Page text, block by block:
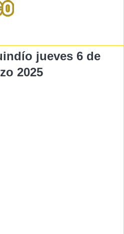
jueves 6 de
2025